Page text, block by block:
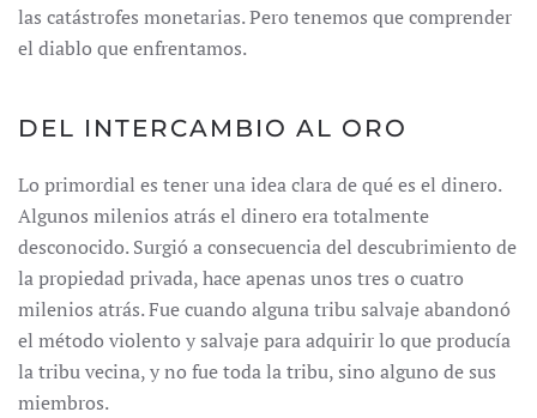
las catástrofes monetarias. Pero tenemos que comprender
el diablo que enfrentamos.
DEL INTERCAMBIO AL ORO
Lo primordial es tener una idea clara de qué es el dinero.
Algunos milenios atrás el dinero era totalmente
desconocido. Surgió a consecuencia del descubrimiento de
la propiedad privada, hace apenas unos tres o cuatro
milenios atrás. Fue cuando alguna tribu salvaje abandonó
el método violento y salvaje para adquirir lo que producía
la tribu vecina, y no fue toda la tribu, sino alguno de sus
miembros.